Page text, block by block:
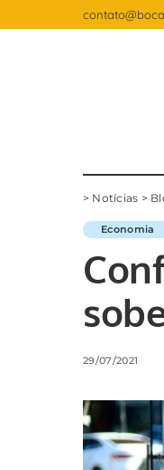
> Notícias >
Economia
29/07/2021